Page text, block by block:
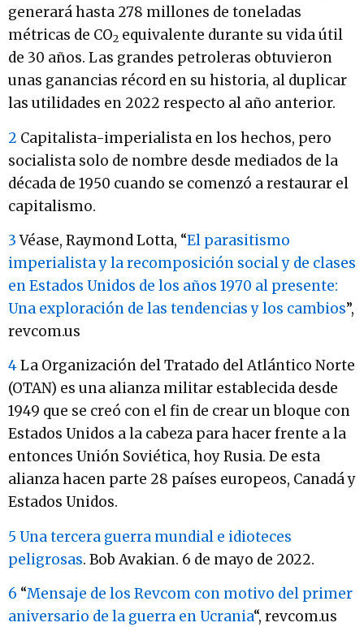
generará hasta 278 millones de toneladas
métricas de CO2 equivalente durante su vida útil
de 30 años. Las grandes petroleras obtuvieron
unas ganancias récord en su historia, al duplicar
las utilidades en 2022 respecto al año anterior.
2 Capitalista-imperialista en los hechos, pero
socialista solo de nombre desde mediados de la
década de 1950 cuando se comenzó a restaurar el
capitalismo.
3Véase, Raymond Lotta, “El parasitismo
imperialista y la recomposición social y de clases
en Estados Unidos de los años 1970 al presente:
Una exploración de las tendencias y los cambios”,
revcom.us
4La Organización del Tratado del Atlántico Norte
(OTAN) es una alianza militar establecida desde
1949 que se creó con el fin de crear un bloque con
Estados Unidos a la cabeza para hacer frente a la
entonces Unión Soviética, hoy Rusia. De esta
alianza hacen parte 28 países europeos, Canadá y
Estados Unidos.
5 Una tercera guerra mundial e idioteces
peligrosas. Bob Avakian. 6 de mayo de 2022.
6 “Mensaje de los Revcom con motivo del primer
aniversario de la guerra en Ucrania“, revcom.us